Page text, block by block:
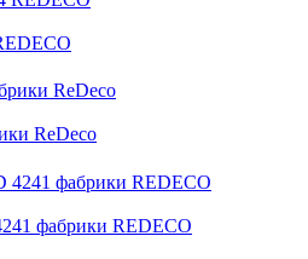
ReDeco
фабрики REDECO